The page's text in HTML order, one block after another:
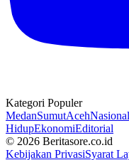
Kategori Populer
MedanSumutAcehNasional
HidupEkonomiEditorial
© 2026 Beritasore.co.id
Kebijakan PrivasiSyarat